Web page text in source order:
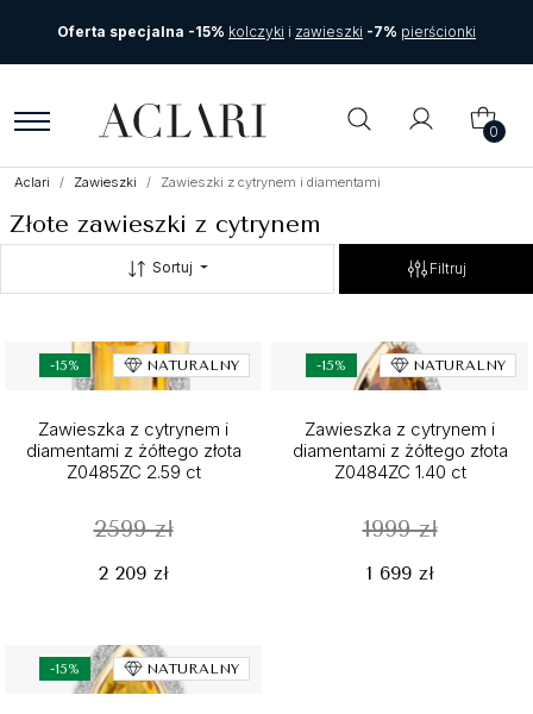
Oferta specjalna -15% kolczyki i zawieszki -7% pierścionki
0
Aclari Zawieszki Zawieszki z cytrynem i diamentami
Złote zawieszki z cytrynem
Sortuj Filtruj
-15% NATURALNY
Zawieszka z cytrynem i
diamentami z żółtego złota
Z0485ZC 2.59 ct
2599 zł
2 209 zł
-15% NATURALNY
Zawieszka z cytrynem i
diamentami z żółtego złota
Z0484ZC 1.40 ct
1999 zł
1 699 zł
-15% NATURALNY